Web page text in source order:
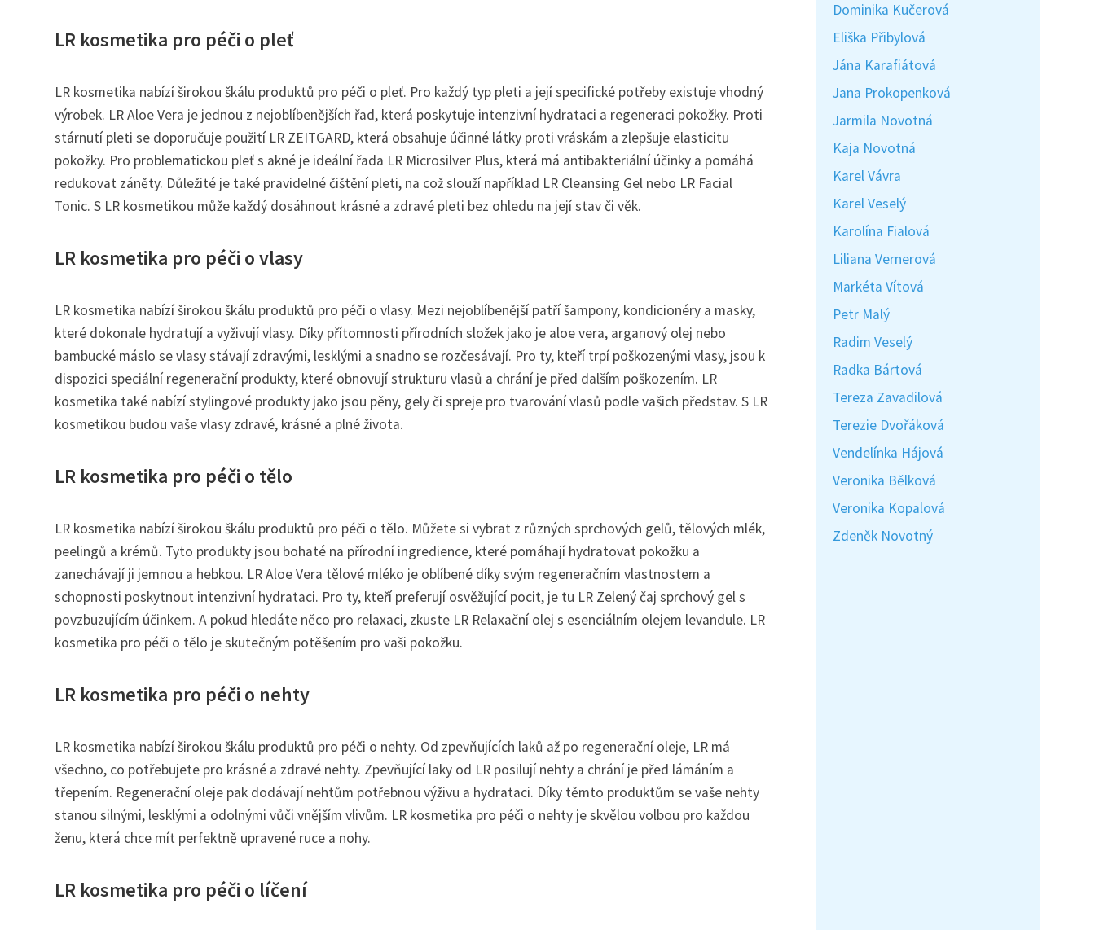
LR kosmetika pro péči o pleť
LR kosmetika nabízí širokou škálu produktů pro péči o pleť. Pro každý typ pleti a její specifické potřeby existuje vhodný
výrobek. LR Aloe Vera je jednou z nejoblíbenějších řad, která poskytuje intenzivní hydrataci a regeneraci pokožky. Proti
stárnutí pleti se doporučuje použití LR ZEITGARD, která obsahuje účinné látky proti vráskám a zlepšuje elasticitu
pokožky. Pro problematickou pleť s akné je ideální řada LR Microsilver Plus, která má antibakteriální účinky a pomáhá
redukovat záněty. Důležité je také pravidelné čištění pleti, na což slouží například LR Cleansing Gel nebo LR Facial
Tonic. S LR kosmetikou může každý dosáhnout krásné a zdravé pleti bez ohledu na její stav či věk.
LR kosmetika pro péči o vlasy
LR kosmetika nabízí širokou škálu produktů pro péči o vlasy. Mezi nejoblíbenější patří šampony, kondicionéry a masky,
které dokonale hydratují a vyživují vlasy. Díky přítomnosti přírodních složek jako je aloe vera, arganový olej nebo
bambucké máslo se vlasy stávají zdravými, lesklými a snadno se rozčesávají. Pro ty, kteří trpí poškozenými vlasy, jsou k
dispozici speciální regenerační produkty, které obnovují strukturu vlasů a chrání je před dalším poškozením. LR
kosmetika také nabízí stylingové produkty jako jsou pěny, gely či spreje pro tvarování vlasů podle vašich představ. S LR
kosmetikou budou vaše vlasy zdravé, krásné a plné života.
LR kosmetika pro péči o tělo
LR kosmetika nabízí širokou škálu produktů pro péči o tělo. Můžete si vybrat z různých sprchových gelů, tělových mlék,
peelingů a krémů. Tyto produkty jsou bohaté na přírodní ingredience, které pomáhají hydratovat pokožku a
zanechávají ji jemnou a hebkou. LR Aloe Vera tělové mléko je oblíbené díky svým regeneračním vlastnostem a
schopnosti poskytnout intenzivní hydrataci. Pro ty, kteří preferují osvěžující pocit, je tu LR Zelený čaj sprchový gel s
povzbuzujícím účinkem. A pokud hledáte něco pro relaxaci, zkuste LR Relaxační olej s esenciálním olejem levandule. LR
kosmetika pro péči o tělo je skutečným potěšením pro vaši pokožku.
LR kosmetika pro péči o nehty
LR kosmetika nabízí širokou škálu produktů pro péči o nehty. Od zpevňujících laků až po regenerační oleje, LR má
všechno, co potřebujete pro krásné a zdravé nehty. Zpevňující laky od LR posilují nehty a chrání je před lámáním a
třepením. Regenerační oleje pak dodávají nehtům potřebnou výživu a hydrataci. Díky těmto produktům se vaše nehty
stanou silnými, lesklými a odolnými vůči vnějším vlivům. LR kosmetika pro péči o nehty je skvělou volbou pro každou
ženu, která chce mít perfektně upravené ruce a nohy.
LR kosmetika pro péči o líčení
Dominika Kučerová
Eliška Přibylová
Jána Karafiátová
Jana Prokopenková
Jarmila Novotná
Kaja Novotná
Karel Vávra
Karel Veselý
Karolína Fialová
Liliana Vernerová
Markéta Vítová
Petr Malý
Radim Veselý
Radka Bártová
Tereza Zavadilová
Terezie Dvořáková
Vendelínka Hájová
Veronika Bělková
Veronika Kopalová
Zdeněk Novotný